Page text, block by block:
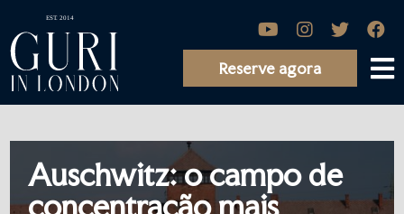
Reserve agora
Auschwitz: o campo de
concentração mais